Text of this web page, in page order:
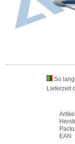
So
Lieferzeit
EAN